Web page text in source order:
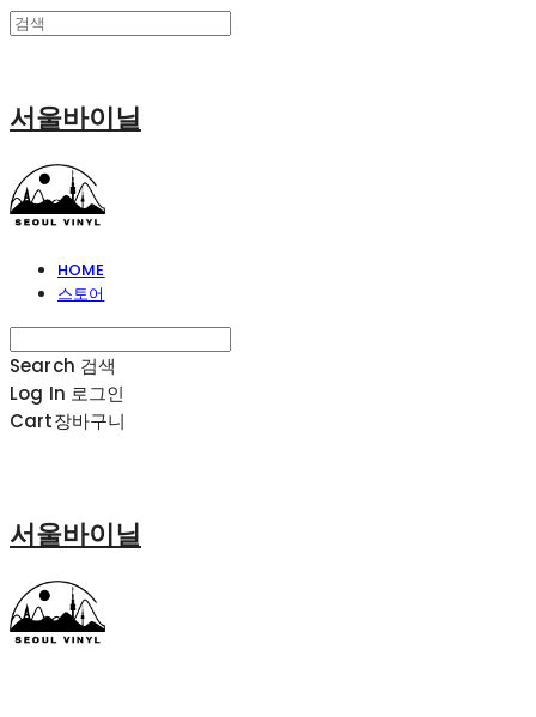
서울바이닐
HOME
스토어
Search 검색
Log In 로그인
Cart장바구니
서울바이닐